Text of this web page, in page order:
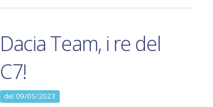
Dacia Team, i re del
C7!
del 09/05/2023